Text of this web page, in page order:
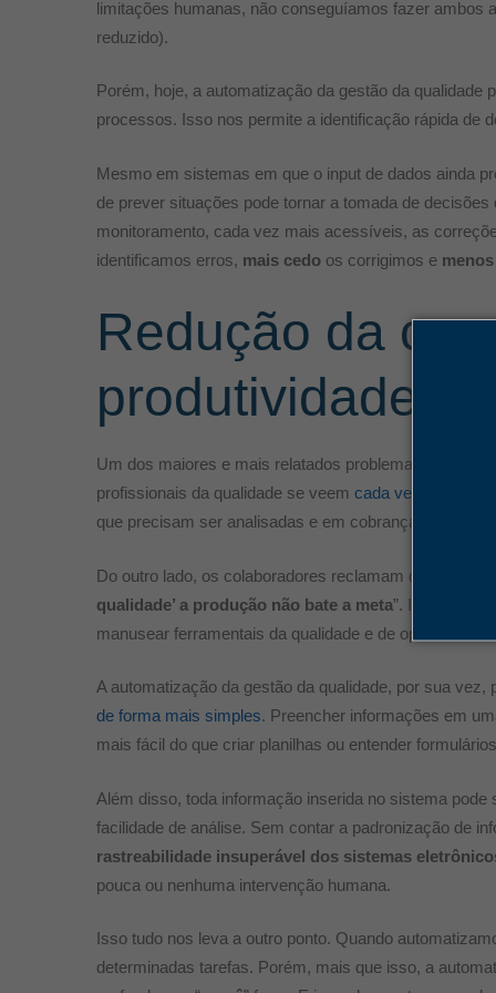
limitações humanas, não conseguíamos fazer ambos
reduzido).
Porém, hoje, a automatização da gestão da
processos. Isso nos permite a identificação rápida de
Mesmo em sistemas em que o input de dados ainda
de prever situações pode tornar a tomada de
monitoramento, cada vez mais acessíveis, as
identificamos erros, mais cedo os corrigimos e
Redução da
produtividade
Um dos maiores e mais relatados problemas
profissionais da qualidade se veem cada vez mais
que precisam ser analisadas e em cobranças simples
Do outro lado, os colaboradores reclamam que a
qualidade’ a produção não bate a meta”. Isso se
manusear ferramentais da qualidade e de operar
A automatização da gestão da qualidade, por sua vez,
de forma mais simples. Preencher informações em
mais fácil do que criar planilhas ou entender
Além disso, toda informação inserida no sistema
facilidade de análise. Sem contar a padronização de
rastreabilidade insuperável dos sistemas
pouca ou nenhuma intervenção humana.
Isso tudo nos leva a outro ponto. Quando
determinadas tarefas. Porém, mais que isso, a